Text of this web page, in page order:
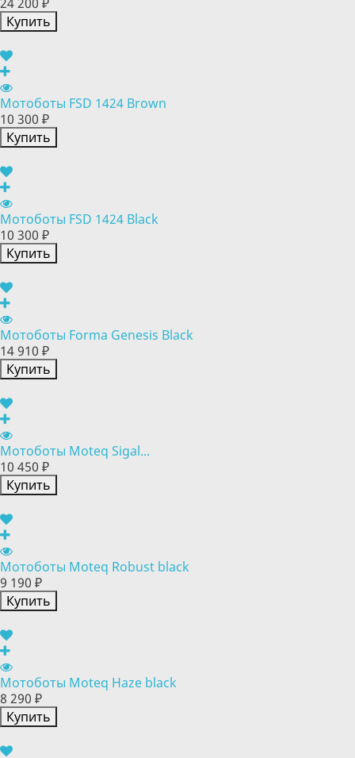
Купить
Мотоботы FSD 1424 Brown
10 300 ₽
Купить
Мотоботы FSD 1424 Black
10 300 ₽
Купить
Мотоботы Forma Genesis Black
14 910 ₽
Купить
Мотоботы Moteq Sigal...
10 450 ₽
Купить
Мотоботы Moteq Robust black
9 190 ₽
Купить
Мотоботы Moteq Haze black
8 290 ₽
Купить